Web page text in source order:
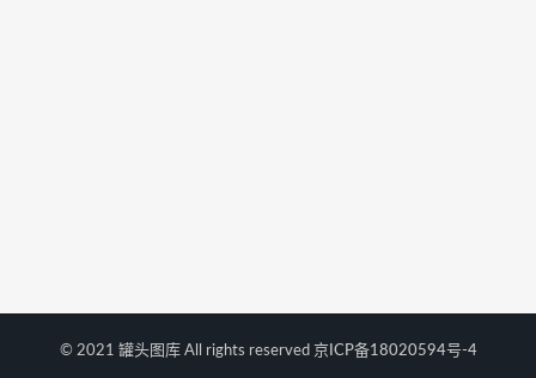
© 2021 罐头图库 All rights reserved 京ICP备18020594号-4